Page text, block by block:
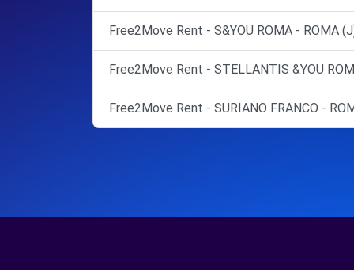
Free2Move Rent - S&YOU ROMA - ROMA
Free2Move Rent - STELLANTIS &YOU
Free2Move Rent - SURIANO FRANCO -